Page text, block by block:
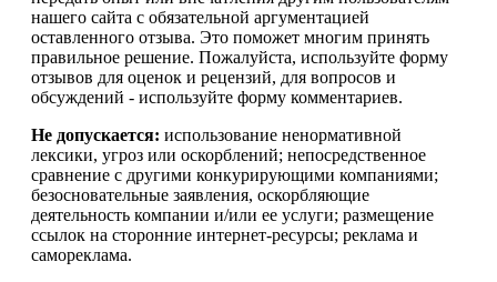
нашего сайта с обязательной аргументацией
оставленного отзыва. Это поможет многим принять
правильное решение. Пожалуйста, используйте форму
отзывов для оценок и рецензий, для вопросов и
обсуждений - используйте форму комментариев.
Не допускается: использование ненормативной
лексики, угроз или оскорблений; непосредственное
сравнение с другими конкурирующими компаниями;
безосновательные заявления, оскорбляющие
деятельность компании и/или ее услуги; размещение
ссылок на сторонние интернет-ресурсы; реклама и
самореклама.